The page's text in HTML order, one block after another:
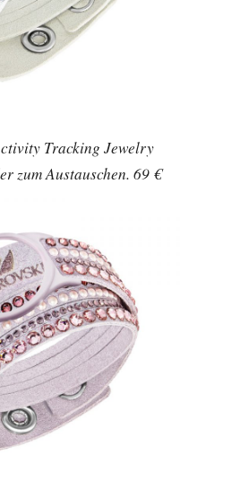
Tracking Jewelry
zum Austauschen. 69 €